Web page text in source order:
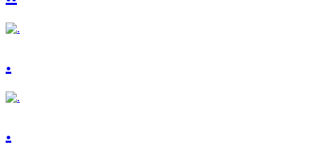
.
.